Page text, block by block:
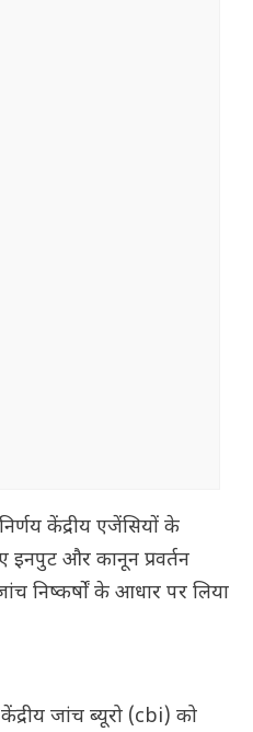
केंद्रीय एजेंसियों के
इनपुट और कानून प्रवर्तन
निष्कर्षों के आधार पर लिया
जांच ब्यूरो (cbi) को